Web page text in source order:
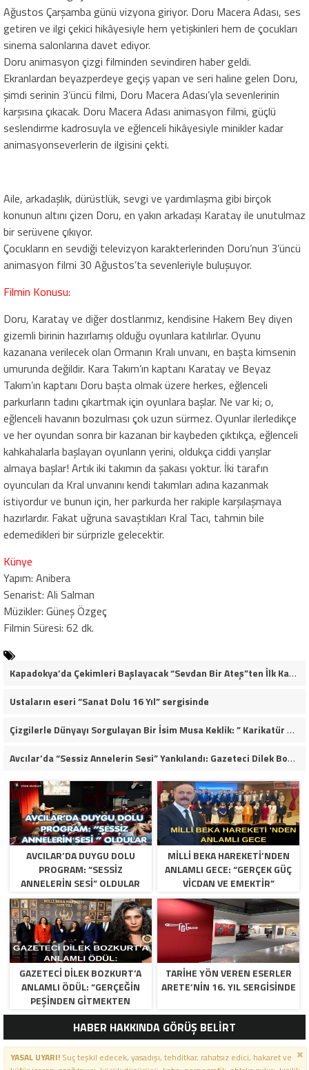
Ağustos Çarşamba günü vizyona giriyor. Doru Macera Adası, ses
getiren ve ilgi çekici hikâyesiyle hem yetişkinleri hem de çocukları
sinema salonlarına davet ediyor.
Doru animasyon çizgi filminden sevindiren haber geldi.
Ekranlardan beyazperdeye geçiş yapan ve seri haline gelen Doru,
şimdi serinin 3’üncü filmi, Doru Macera Adası’yla sevenlerinin
karşısına çıkacak. Doru Macera Adası animasyon filmi, güçlü
seslendirme kadrosuyla ve eğlenceli hikâyesiyle minikler kadar
animasyonseverlerin de ilgisini çekti.
Aile, arkadaşlık, dürüstlük, sevgi ve yardımlaşma gibi birçok
konunun altını çizen Doru, en yakın arkadaşı Karatay ile unutulmaz
bir serüvene çıkıyor.
Çocukların en sevdiği televizyon karakterlerinden Doru’nun 3’üncü
animasyon filmi 30 Ağustos’ta sevenleriyle buluşuyor.
Filmin Konusu:
Doru, Karatay ve diğer dostlarımız, kendisine Hakem Bey diyen
gizemli birinin hazırlamış olduğu oyunlara katılırlar. Oyunu
kazanana verilecek olan Ormanın Kralı unvanı, en başta kimsenin
umurunda değildir. Kara Takım’ın kaptanı Karatay ve Beyaz
Takım’ın kaptanı Doru başta olmak üzere herkes, eğlenceli
parkurların tadını çıkartmak için oyunlara başlar. Ne var ki; o,
eğlenceli havanın bozulması çok uzun sürmez. Oyunlar ilerledikçe
ve her oyundan sonra bir kazanan bir kaybeden çıktıkça, eğlenceli
kahkahalarla başlayan oyunların yerini, oldukça ciddi yarışlar
almaya başlar! Artık iki takımın da şakası yoktur. İki tarafın
oyuncuları da Kral unvanını kendi takımları adına kazanmak
istiyordur ve bunun için, her parkurda her rakiple karşılaşmaya
hazırlardır. Fakat uğruna savaştıkları Kral Tacı, tahmin bile
edemedikleri bir sürprizle gelecektir.
Künye
Yapım: Anibera
Senarist: Ali Salman
Müzikler: Güneş Özgeç
Filmin Süresi: 62 dk.
Kapadokya’da Çekimleri Başlayacak “Sevdan Bir Ateş”ten İlk Kareler!
Ustaların eseri “Sanat Dolu 16 Yıl” sergisinde
​Çizgilerle Dünyayı Sorgulayan Bir İsim Musa Keklik: ” Karikatür Muhaliftir, Ezilenden Yana Bir Aydınlık Eylemdir”
Avcılar’da “Sessiz Annelerin Sesi” Yankılandı: Gazeteci Dilek Bozkurt’tan İlham Veren Konuşma
​AVCILAR’DA DUYGU DOLU
PROGRAM: “SESSIZ
ANNELERIN SESI” OLDULAR
MILLI BEKA HAREKETI’NDEN
ANLAMLI GECE: “GERÇEK GÜÇ
VICDAN VE EMEKTIR”
GAZETECI DILEK BOZKURT’A
ANLAMLI ÖDÜL: “GERÇEĞIN
PEŞINDEN GITMEKTEN
VAZGEÇMEDIM”
TARIHE YÖN VEREN ESERLER
ARETE’NIN 16. YIL SERGISINDE
HABER HAKKINDA GÖRÜŞ BELİRT
YASAL UYARI!Suç teşkil edecek, yasadışı, tehditkar, rahatsız edici, hakaret ve